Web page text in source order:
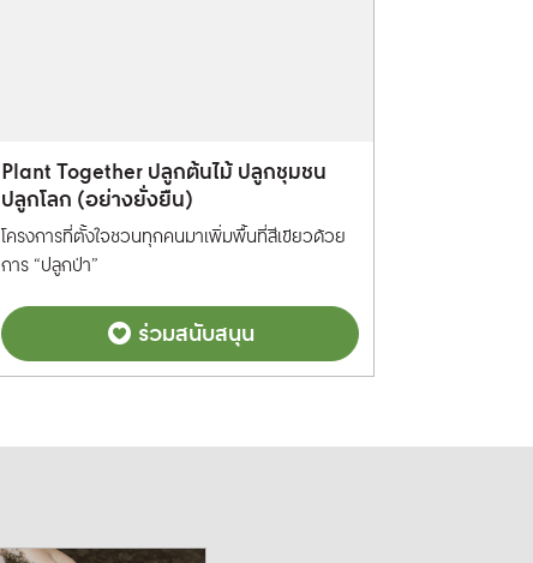
Plant Together ปลูกต้นไม้ ปลูกชุมชน
ปลูกโลก (อย่างยั่งยืน)
โครงการที่ตั้งใจชวนทุกคนมาเพิ่มพื้นที่สีเขียวด้วย
การ “ปลูกป่า”
ร่วมสนับสนุน